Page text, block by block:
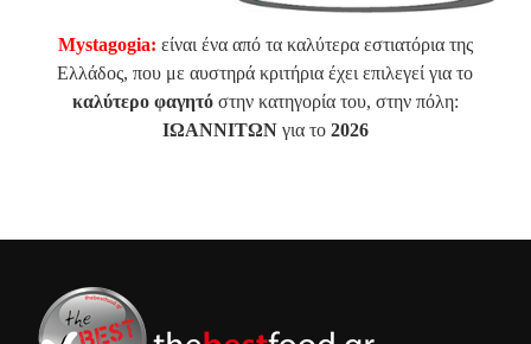
Mystagogia: είναι ένα από τα καλύτερα εστιατόρια της
Ελλάδος, που με αυστηρά κριτήρια έχει επιλεγεί για το
καλύτερο φαγητόστην κατηγορία του, στην πόλη:
ΙΩΑΝΝΙΤΩΝγια το 2026